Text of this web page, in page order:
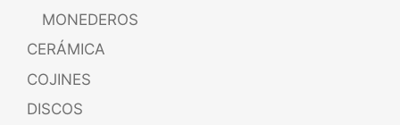
MONEDEROS
CERÁMICA
COJINES
DISCOS